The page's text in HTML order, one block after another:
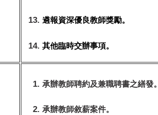
遴報資深優良教師獎勵。
其他臨時交辦事項。
承辦教師聘約及兼職聘書之繕發。
承辦教師敘薪案件。